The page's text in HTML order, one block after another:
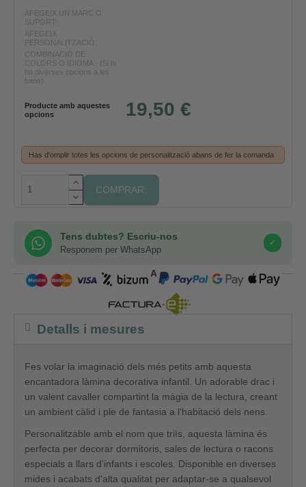
AFEGEIX UN MARC O
SUPORT:
AFEGEIX
PERSONALITZACIÓ:
COMBINACIÓ DE
COLORS O IDIOMA - (Si hi
ha diverses opcions a les
fotos)
Producte amb aquestes
opcions
19,50 €
Has d'omplir totes les opcions de personalització abans de fer la comanda
COMPRAR:
Tens dubtes? Escriu-nos
Responem per WhatsApp
✓
COMPRA SEGURA
Detalls i mesures
Fes volar la imaginació dels més petits amb aquesta
encantadora làmina decorativa infantil. Un adorable drac i
un valent cavaller compartint la màgia de la lectura, creant
un ambient càlid i ple de fantasia a l'habitació dels nens.
Personalitzable amb el nom que triïs, aquesta làmina és
perfecta per decorar dormitoris, sales de lectura o racons
especials a llars d'infants i escoles. Disponible en diverses
mides i acabats d'alta qualitat per adaptar-se a qualsevol